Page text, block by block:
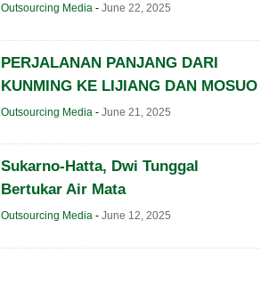
Outsourcing Media- June 22, 2025
PERJALANAN PANJANG DARI
KUNMING KE LIJIANG DAN MOSUO
Outsourcing Media - June 21, 2025
Sukarno-Hatta, Dwi Tunggal
Bertukar Air Mata
Outsourcing Media- June 12, 2025